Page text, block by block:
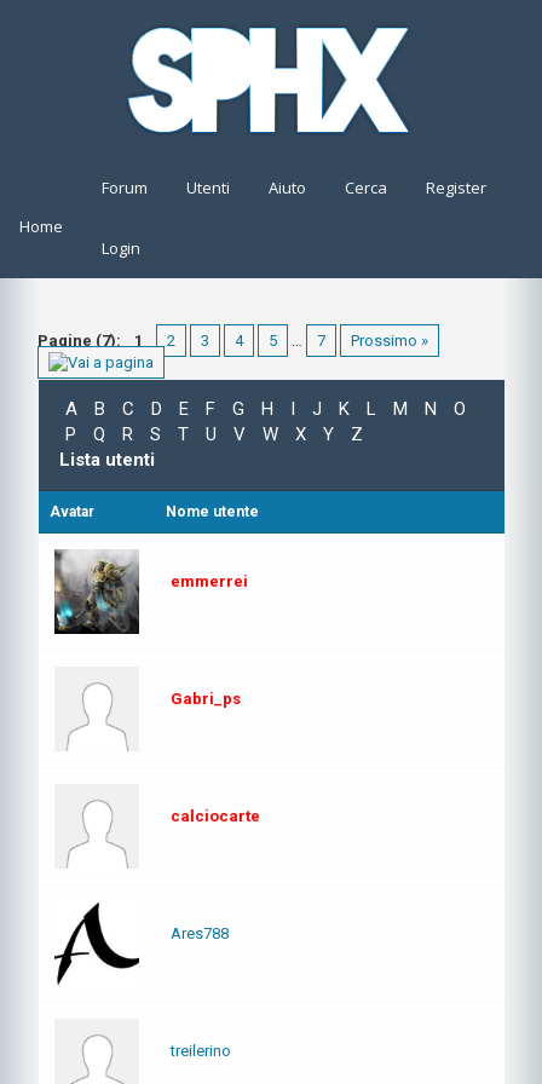
Home
Forum Utenti Aiuto Cerca Register
Login
Pagine (7): 1 2 3 4 5 … 7 Prossimo »
A B C D E F G H I J K L M N
O
P
Q R S T U V W X Y
Z
Lista utenti
Avatar Nome utente
emmerrei
Gabri_ps
calciocarte
Ares788
treilerino